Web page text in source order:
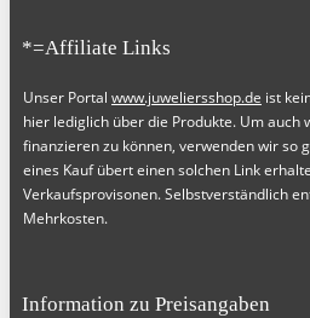
*=Affiliate Links
Unser Portal www.juweliersshop.de ist
hier lediglich über die Produkte. Um auch
finanzieren zu können, verwenden wir so
eines Kauf übert einen solchen Link
Verkaufsprovisonen. Selbstverständlich
Mehrkosten.
Information zu Preisangaben